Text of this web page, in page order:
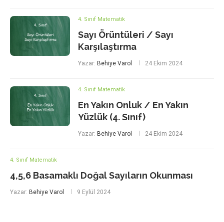
4. Sınıf Matematik
Sayı Örüntüleri / Sayı
Karşılaştırma
Yazar: Behiye Varol 24 Ekim 2024
4. Sınıf Matematik
En Yakın Onluk / En Yakın
Yüzlük (4. Sınıf)
Yazar: Behiye Varol 24 Ekim 2024
4. Sınıf Matematik
4,5,6 Basamaklı Doğal Sayıların Okunması
Yazar: Behiye Varol 9 Eylül 2024